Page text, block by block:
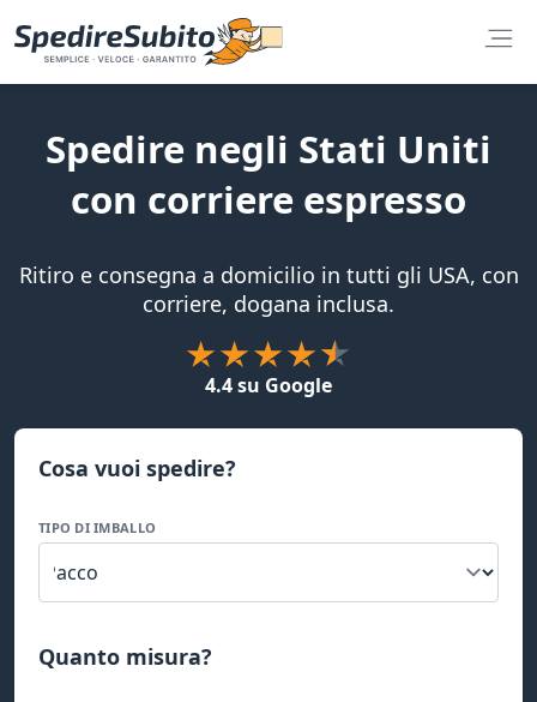
Spedire negli Stati Uniti
con corriere espresso
Ritiro e consegna a domicilio in tutti gli USA, con
corriere, dogana inclusa.
4.4 su Google
Cosa vuoi spedire?
TIPO DI IMBALLO
Quanto misura?